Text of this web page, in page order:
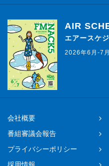
AIR
エアースケ
2026年6月-7
会社概要
番組審議会報告
プライバシーポリシー